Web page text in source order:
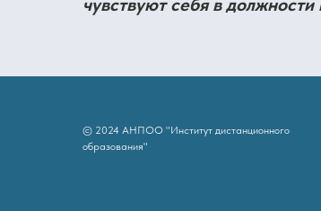
© 2024 АНПОО "Институт дистанционного
образования"